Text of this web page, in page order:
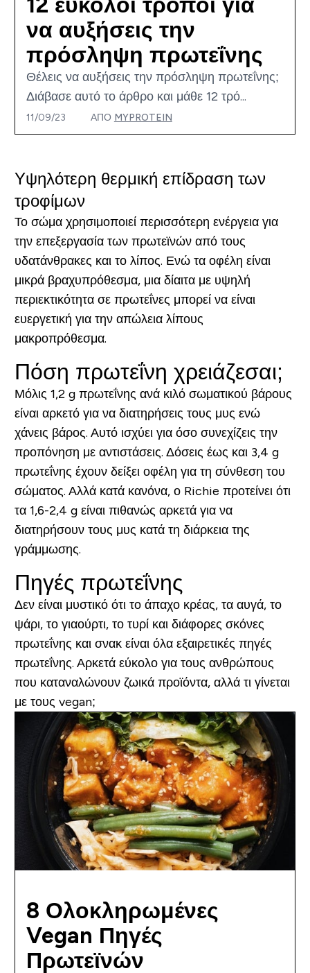
να αυξήσεις την
πρόσληψη πρωτεΐνης
Θέλεις να αυξήσεις την πρόσληψη πρωτεΐνης;
Διάβασε αυτό το άρθρο και μάθε 12 τρό...
11/09/23 ΑΠΌ MYPROTEIN
Υψηλότερη θερμική επίδραση των
τροφίμων
Το σώμα χρησιμοποιεί περισσότερη ενέργεια για
την επεξεργασία των πρωτεϊνών από τους
υδατάνθρακες και το λίπος. Ενώ τα οφέλη είναι
μικρά βραχυπρόθεσμα, μια δίαιτα με υψηλή
περιεκτικότητα σε πρωτεΐνες μπορεί να είναι
ευεργετική για την απώλεια λίπους
μακροπρόθεσμα.
Πόση πρωτεΐνη χρειάζεσαι;
Μόλις 1,2 g πρωτεΐνης ανά κιλό σωματικού βάρους
είναι αρκετό για να διατηρήσεις τους μυς ενώ
χάνεις βάρος. Αυτό ισχύει για όσο συνεχίζεις την
προπόνηση με αντιστάσεις. Δόσεις έως και 3,4 g
πρωτεΐνης έχουν δείξει οφέλη για τη σύνθεση του
σώματος. Αλλά κατά κανόνα, ο Richie προτείνει ότι
τα 1,6-2,4 g είναι πιθανώς αρκετά για να
διατηρήσουν τους μυς κατά τη διάρκεια της
γράμμωσης.
Πηγές πρωτεΐνης
Δεν είναι μυστικό ότι το άπαχο κρέας, τα αυγά, το
ψάρι, το γιαούρτι, το τυρί και διάφορες σκόνες
πρωτεΐνης και σνακ είναι όλα εξαιρετικές πηγές
πρωτεΐνης. Αρκετά εύκολο για τους ανθρώπους
που καταναλώνουν ζωικά προϊόντα, αλλά τι γίνεται
με τους vegan;
8 Ολοκληρωμένες
Vegan Πηγές
Πρωτεϊνών